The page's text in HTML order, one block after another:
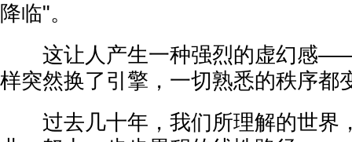
降临"。
这让人产生一种强烈的虚幻感——
样突然换了引擎，一切熟悉的秩序都
过去几十年，我们所理解的世界